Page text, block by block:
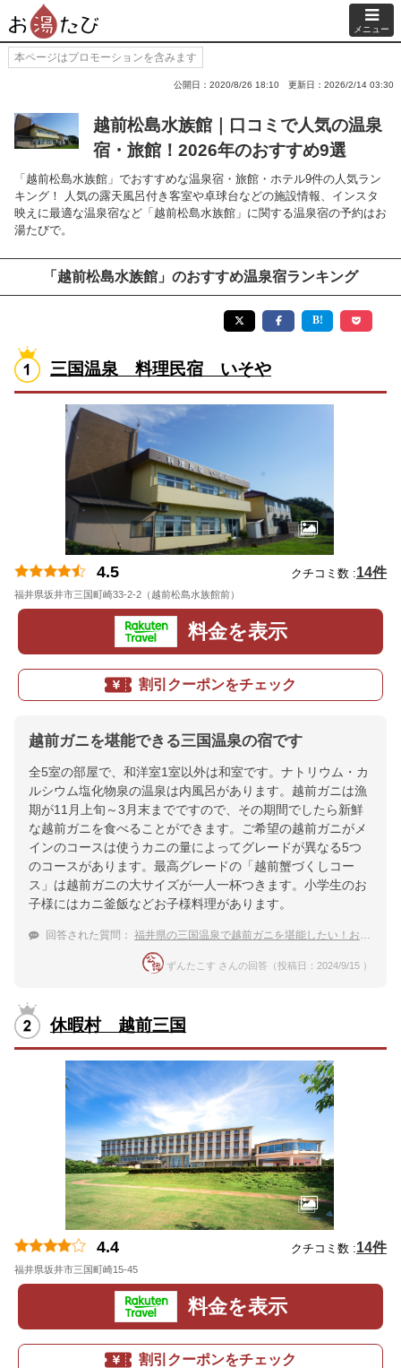
メニュー
本ページはプロモーションを含みます
公開日：2020/8/26 18:10 更新日：2026/2/14 03:30
越前松島水族館｜口コミで人気の温泉
宿・旅館！2026年のおすすめ9選
「越前松島水族館」でおすすめな温泉宿・旅館・ホテル9件の人気ラン
キング！ 人気の露天風呂付き客室や卓球台などの施設情報、インスタ
映えに最適な温泉宿など「越前松島水族館」に関する温泉宿の予約はお
湯たびで。
「越前松島水族館」のおすすめ温泉宿ランキング
三国温泉 料理民宿 いそや
4.5 クチコミ数 :14件
福井県坂井市三国町崎33-2-2（越前松島水族館前）
料金を表示
割引クーポンをチェック
越前ガニを堪能できる三国温泉の宿です
全5室の部屋で、和洋室1室以外は和室です。ナトリウム・カ
ルシウム塩化物泉の温泉は内風呂があります。越前ガニは漁
期が11月上旬～3月末までですので、その期間でしたら新鮮
な越前ガニを食べることができます。ご希望の越前ガニがメ
インのコースは使うカニの量によってグレードが異なる5つ
のコースがあります。最高グレードの「越前蟹づくしコー
ス」は越前ガニの大サイズが一人一杯つきます。小学生のお
子様にはカニ釜飯などお子様料理があります。
回答された質問： 福井県の三国温泉で越前ガニを堪能したい！おすすめ宿は？
ずんたこす さんの回答（投稿日：2024/9/15 ）
休暇村 越前三国
4.4 クチコミ数 :14件
福井県坂井市三国町崎15-45
料金を表示
割引クーポンをチェック